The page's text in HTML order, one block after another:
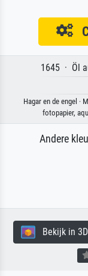
1645 · Öl
Hagar en de engel ·
fotopapier,
Andere
Bekijk in